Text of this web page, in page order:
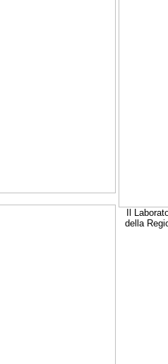
Il
della